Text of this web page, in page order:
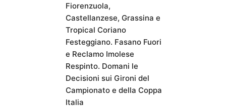
Fiorenzuola,
Castellanzese, Grassina e
Tropical Coriano
Festeggiano. Fasano Fuori
e Reclamo Imolese
Respinto. Domani le
Decisioni sui Gironi del
Campionato e della Coppa
Italia